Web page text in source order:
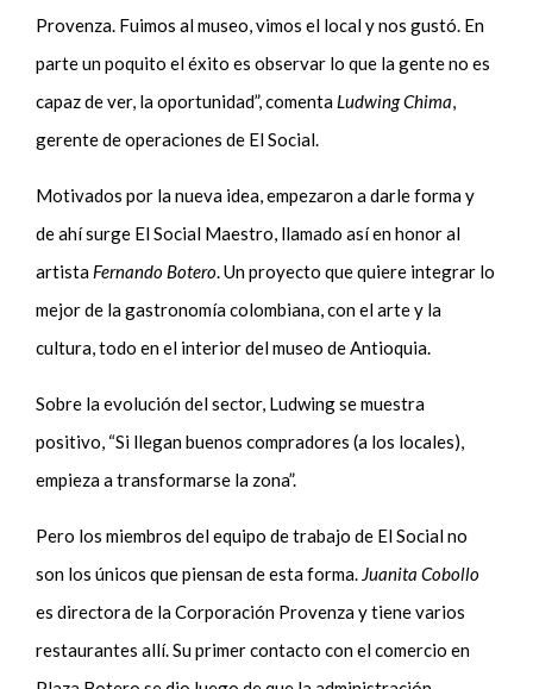
Provenza. Fuimos al museo, vimos el local y nos gustó. En
parte un poquito el éxito es observar lo que la gente no es
capaz de ver, la oportunidad”, comenta Ludwing Chima,
gerente de operaciones de El Social.
Motivados por la nueva idea, empezaron a darle forma y
de ahí surge El Social Maestro, llamado así en honor al
artista Fernando Botero. Un proyecto que quiere integrar lo
mejor de la gastronomía colombiana, con el arte y la
cultura, todo en el interior del museo de Antioquia.
Sobre la evolución del sector, Ludwing se muestra
positivo, “Si llegan buenos compradores (a los locales),
empieza a transformarse la zona”.
Pero los miembros del equipo de trabajo de El Social no
son los únicos que piensan de esta forma. Juanita Cobollo
es directora de la Corporación Provenza y tiene varios
restaurantes allí. Su primer contacto con el comercio en